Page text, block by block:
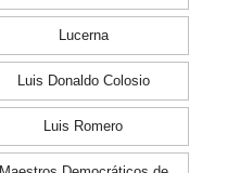
Lucerna
Luis Donaldo Colosio
Luis Romero